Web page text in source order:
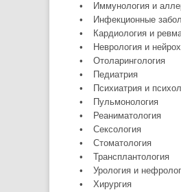
•
Иммунология и
•
Инфекционные
•
Кардиология и
•
Неврология и
•
Отоларингология
•
Педиатрия
•
Психиатрия и
•
Пульмонология
•
Реаниматология
•
Сексология
•
Стоматология
•
Трансплантология
•
Урология и
•
Хирургия